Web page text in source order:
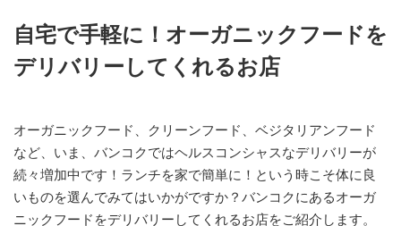
自宅で手軽に！オーガニックフードを
デリバリーしてくれるお店
オーガニックフード、クリーンフード、ベジタリアンフード
など、いま、バンコクではヘルスコンシャスなデリバリーが
続々増加中です！ランチを家で簡単に！という時こそ体に良
いものを選んでみてはいかがですか？バンコクにあるオーガ
ニックフードをデリバリーしてくれるお店をご紹介します。